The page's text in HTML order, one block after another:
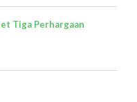
Tiga Perhargaan